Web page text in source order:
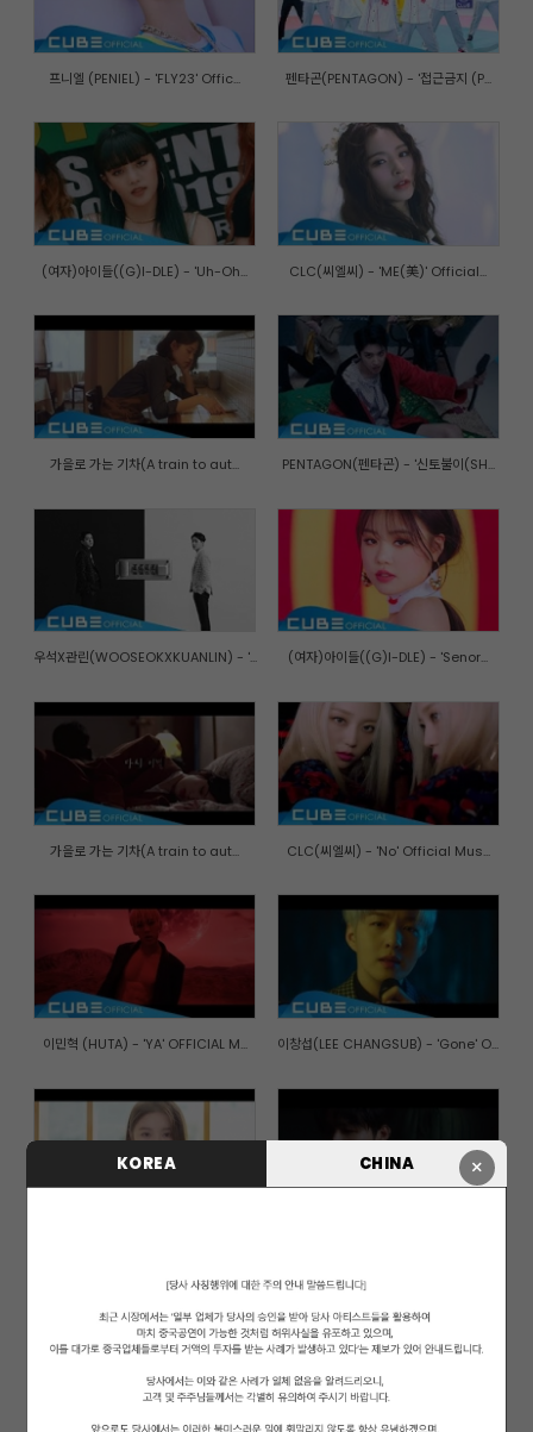
×
KOREA CHINA
프니엘 (PENIEL) - 'FLY23' Offic... 펜타곤(PENTAGON) - '접근금지 (P...
(여자)아이들((G)I-DLE) - 'Uh-Oh... CLC(씨엘씨) - 'ME(美)' Official...
가을로 가는 기차(A train to aut... PENTAGON(펜타곤) - '신토불이(SH...
우석X관린(WOOSEOKXKUANLIN) - '... (여자)아이들((G)I-DLE) - 'Senor...
가을로 가는 기차(A train to aut... CLC(씨엘씨) - 'No' Official Mus...
이민혁 (HUTA) - 'YA' OFFICIAL M... 이창섭(LEE CHANGSUB) - 'Gone' O...